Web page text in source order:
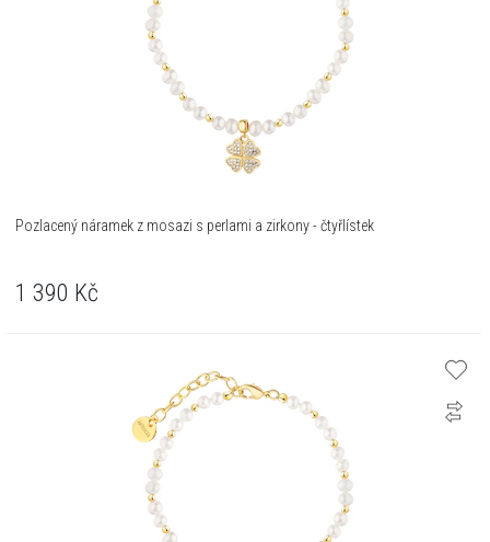
Pozlacený náramek z mosazi s perlami a zirkony - čtyřlístek
1 390 Kč